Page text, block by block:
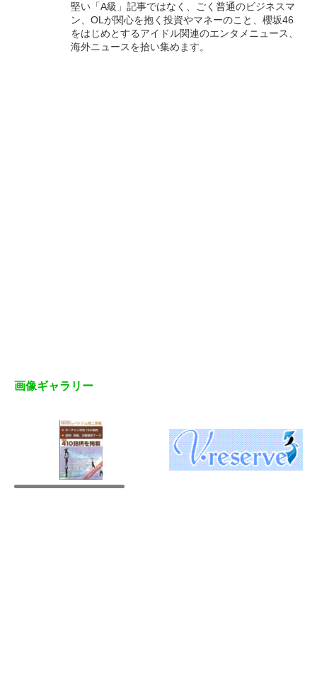
堅い「A級」記事ではなく、ごく普通のビジネスマ
ン、OLが関心を抱く投資やマネーのこと、櫻坂46
をはじめとするアイドル関連のエンタメニュース、
海外ニュースを拾い集めます。
画像ギャラリー